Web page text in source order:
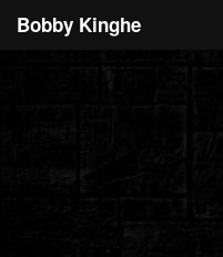
Bobby Kinghe